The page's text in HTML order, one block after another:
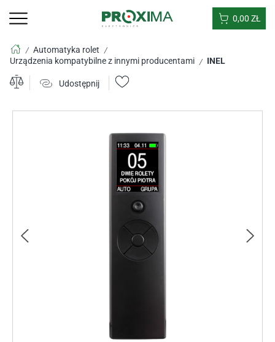
0,00 ZŁ
/ Automatyka rolet /
Urządzenia kompatybilne z innymi producentami / INEL
Udostępnij